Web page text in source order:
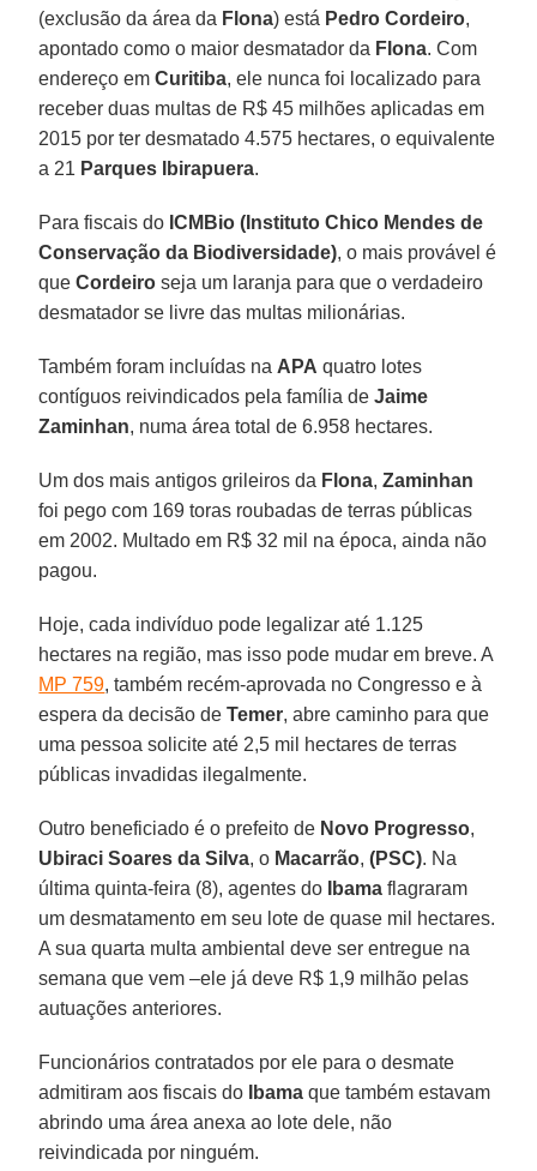
(exclusão da área da Flona) está Pedro Cordeiro,
apontado como o maior desmatador da Flona. Com
endereço emCuritiba, ele nunca foi localizado para
receber duas multas de R$ 45 milhões aplicadas em
2015 por ter desmatado 4.575 hectares, o equivalente
a 21 Parques Ibirapuera.
Para fiscais do ICMBio (Instituto Chico Mendes de
Conservação da Biodiversidade), o mais provável é
queCordeiro seja um laranja para que o verdadeiro
desmatador se livre das multas milionárias.
Também foram incluídas na APA quatro lotes
contíguos reivindicados pela família deJaime
Zaminhan, numa área total de 6.958 hectares.
Um dos mais antigos grileiros da Flona,Zaminhan
foi pego com 169 toras roubadas de terras públicas
em 2002. Multado em R$ 32 mil na época, ainda não
pagou.
Hoje, cada indivíduo pode legalizar até 1.125
hectares na região, mas isso pode mudar em breve. A
MP 759, também recém-aprovada no Congresso e à
espera da decisão deTemer, abre caminho para que
uma pessoa solicite até 2,5 mil hectares de terras
públicas invadidas ilegalmente.
Outro beneficiado é o prefeito de Novo Progresso,
Ubiraci Soares da Silva, o Macarrão,(PSC). Na
última quinta-feira (8), agentes do
Ibama flagraram
um desmatamento em seu lote de quase mil hectares.
A sua quarta multa ambiental deve ser entregue na
semana que vem –ele já deve R$ 1,9 milhão pelas
autuações anteriores.
Funcionários contratados por ele para o desmate
admitiram aos fiscais do
Ibama que também estavam
abrindo uma área anexa ao lote dele, não
reivindicada por ninguém.